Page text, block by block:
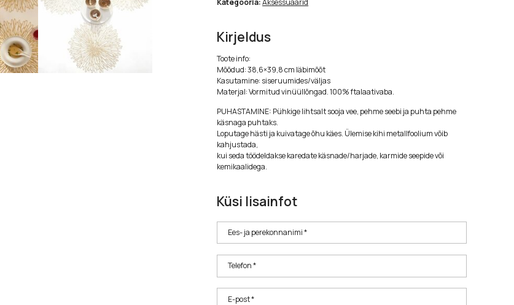
Kategooria:Aksessuaarid
Kirjeldus
Toote info:
Mõõdud: 38,6×39,8 cm läbimõõt
Kasutamine: siseruumides/väljas
Materjal: Vormitud vinüüllõngad. 100% ftalaativaba.
PUHASTAMINE: Pühkige lihtsalt sooja vee, pehme seebi ja puhta pehme
käsnaga puhtaks.
Loputage hästi ja kuivatage õhu käes. Ülemise kihi metallfoolium võib
kahjustada,
kui seda töödeldakse karedate käsnade/harjade, karmide seepide või
kemikaalidega.
Küsi lisainfot
Ees- ja perekonnanimi *
Telefon *
E-post *